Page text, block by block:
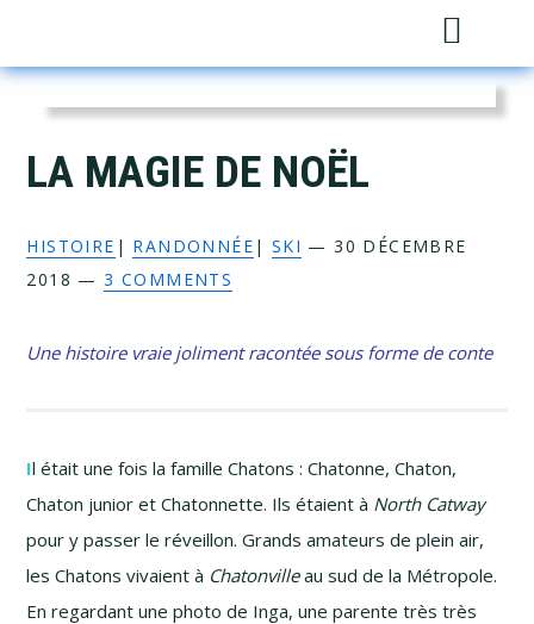
primary
main
primary
footer
LA MAGIE DE NOËL
HISTOIRE | RANDONNÉE | SKI —30 DÉCEMBRE
2018 —3 COMMENTS
Une histoire vraie joliment racontée sous forme de conte
Il était une fois la famille Chatons : Chatonne, Chaton,
Chaton junior et Chatonnette. Ils étaient à North Catway
pour y passer le réveillon. Grands amateurs de plein air,
les Chatons vivaient à Chatonvilleau sud de la Métropole.
En regardant une photo de Inga, une parente très très